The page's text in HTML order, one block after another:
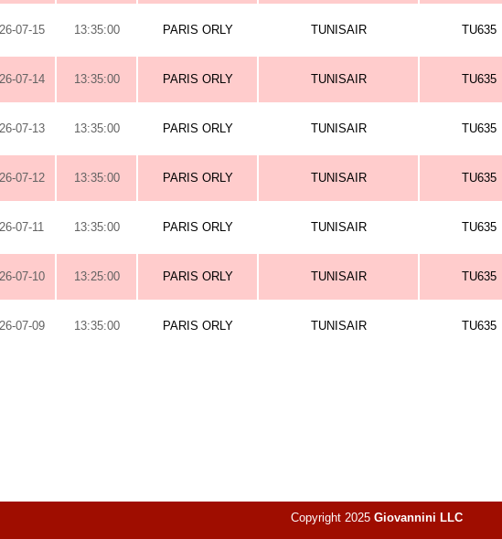
07-15 13:35:00 PARIS ORLY TUNISAIR TU635
07-14 13:35:00 PARIS ORLY TUNISAIR TU635
07-13 13:35:00 PARIS ORLY TUNISAIR TU635
07-12 13:35:00 PARIS ORLY TUNISAIR TU635
07-11 13:35:00 PARIS ORLY TUNISAIR TU635
07-10 13:25:00 PARIS ORLY TUNISAIR TU635
07-09 13:35:00 PARIS ORLY TUNISAIR TU635
Copyright 2025 Giovannini LLC